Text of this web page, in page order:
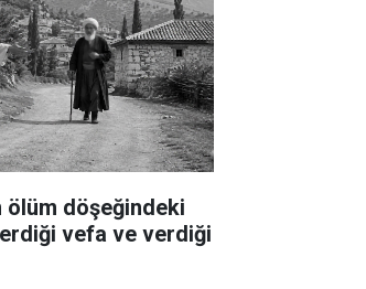
ölüm döşeğindeki
vefa ve verdiği